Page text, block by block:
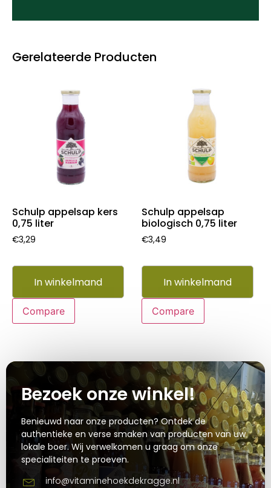
Gerelateerde Producten
Schulp appelsap kers
0,75 liter
€3,29
In winkelmand
Compare
Schulp appelsap
biologisch 0,75 liter
€3,49
In winkelmand
Compare
Bezoek onze winkel!
Benieuwd naar onze producten? Ontdek de
authentieke en verse smaken van producten van uw
lokale boer. Wij verwelkomen u graag om onze
specialiteiten te proeven.
info@vitaminehoekdekragge.nl